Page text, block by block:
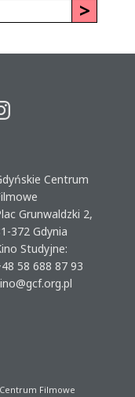
Centrum
Grunwaldzki 2,
372 Gdynia
Studyjne:
58 688 87 93
Filmowe